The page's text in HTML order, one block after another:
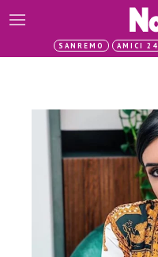
SANREMO AMICI 24